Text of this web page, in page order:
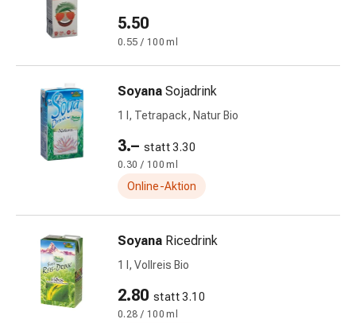
Haut
Nase
Magen-
Darm
Durchfall
Hämorrhoiden
Magenbrennen
Übelkeit
Erbrechen
Verdauung,
Blähungen
Krämpfe
Verstopfung
Medizinische
5.50
0.55 / 100 ml
Soyana Sojadrink
1 l, Tetrapack, Natur Bio
3.– statt 3.30
0.30 / 100 ml
Online-Aktion
Soyana Ricedrink
1 l, Vollreis Bio
2.80 statt 3.10
0.28 / 100 ml